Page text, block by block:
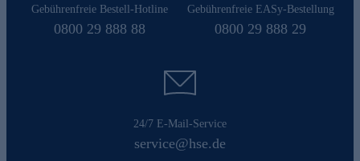
Gebührenfreie Bestell-Hotline
0800 29 888 88
Gebührenfreie EASy-Bestellung
0800 29 888 29
24/7 E-Mail-Service
service@hse.de